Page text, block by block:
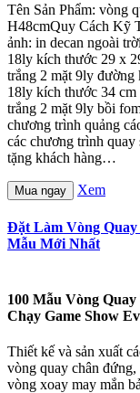
Tên Sản Phẩm: vòng
H48cmQuy Cách Kỹ
ảnh: in decan ngoài
18ly kích thước 29 x
trắng 2 mặt 9ly
18ly kích thước 34
trắng 2 mặt 9ly bồi
chương trình quảng
các chương trình quay
tặng khách hàng…
Mua ngay Xem
Đặt Làm Vòng
Mẫu Mới Nhất
100 Mẫu Vòng
Chạy Game Show
Thiết kế và sản xuất
vòng quay chân
vòng xoay may mắn